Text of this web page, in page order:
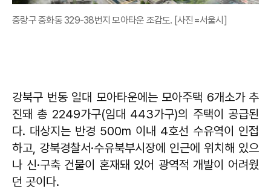
중랑구 중화동 329-38번지 모아타운 조감도. [사진=서울시]
강북구 번동 일대 모아타운에는 모아주택 6개소가 추
진돼 총 2249가구(임대 443가구)의 주택이 공급된
다. 대상지는 반경 500m 이내 4호선 수유역이 인접
하고, 강북경찰서·수유북부시장에 인근에 위치해 있으
나 신·구축 건물이 혼재돼 있어 광역적 개발이 어려웠
던 곳이다.